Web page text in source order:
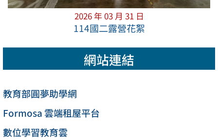
2026 年 03 月 31 日
114國二露營花絮
網站連結
教育部圓夢助學網
Formosa 雲端租屋平台
數位學習教育雲